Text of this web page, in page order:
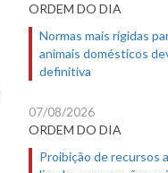
ORDEM DO DIA
Normas mais rígidas
animais domésticos
definitiva
07/08/2026
ORDEM DO DIA
Proibição de recursos